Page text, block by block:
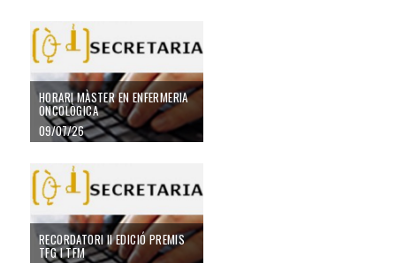
HORARI MÀSTER EN ENFERMERIA
ONCOLÒGICA
09/07/26
Recordatori II Edició Premis TFG i TFM
RECORDATORI II EDICIÓ PREMIS
TFG I TFM